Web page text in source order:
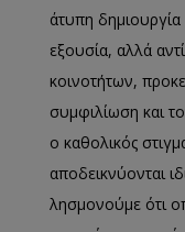
άτυπη δημιουργία
εξουσία, αλλά
κοινοτήτων,
συμφιλίωση και
ο καθολικός
αποδεικνύονται
λησμονούμε ότι